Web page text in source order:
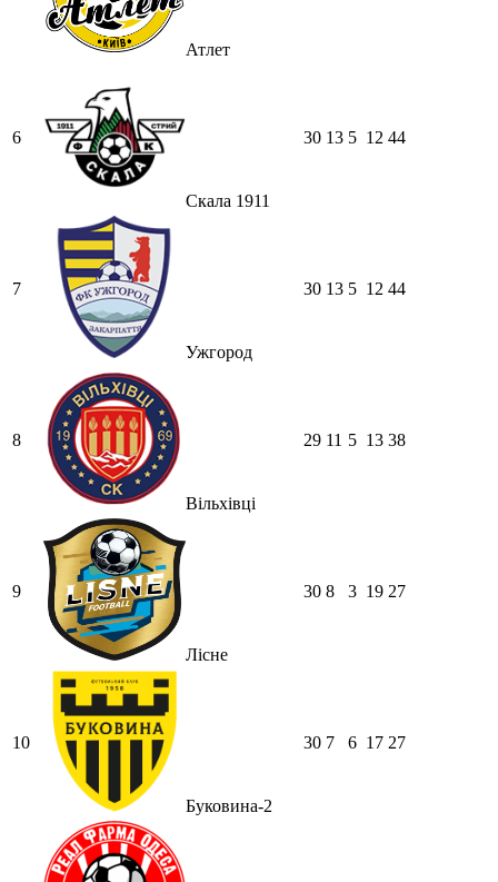
Атлет
6
Скала 1911
30 13 5 12 44
7
Ужгород
30 13 5 12 44
8
Вільхівці
29 11 5 13 38
9
Лісне
30 8 3 19 27
10
Буковина-2
30 7 6 17 27